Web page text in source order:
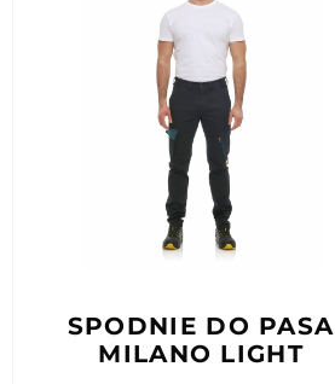
SPODNIE DO PASA
MILANO LIGHT